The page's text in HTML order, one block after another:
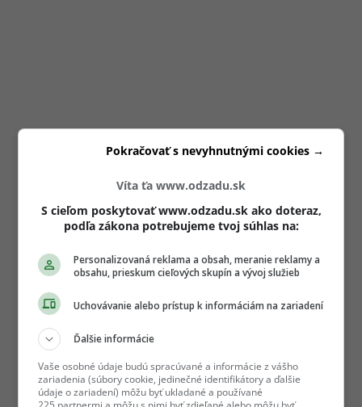
Víta ťa www.odzadu.sk
S cieľom poskytovať www.odzadu.sk ako doteraz,
podľa zákona potrebujeme tvoj súhlas na:
Personalizovaná reklama a obsah, meranie reklamy a
obsahu, prieskum cieľových skupín a vývoj služieb
Uchovávanie alebo prístup k informáciám na zariadení
Ďalšie informácie
Vaše osobné údaje budú spracúvané a informácie z vášho
zariadenia (súbory cookie, jedinečné identifikátory a ďalšie
údaje o zariadení) môžu byť ukladané a používané
Pokračovať s nevyhnutnými cookies →